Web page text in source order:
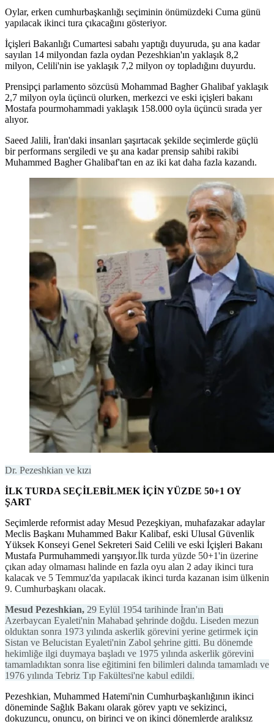
Oylar, erken cumhurbaşkanlığı seçiminin önümüzdeki Cuma günü
yapılacak ikinci tura çıkacağını gösteriyor.
İçişleri Bakanlığı Cumartesi sabahı yaptığı duyuruda, şu ana kadar
sayılan 14 milyondan fazla oydan Pezeshkian'ın yaklaşık 8,2
milyon, Celili'nin ise yaklaşık 7,2 milyon oy topladığını duyurdu.
Prensipçi parlamento sözcüsü Mohammad Bagher Ghalibaf yaklaşık
2,7 milyon oyla üçüncü olurken, merkezci ve eski içişleri bakanı
Mostafa pourmohammadi yaklaşık 158.000 oyla üçüncü sırada yer
alıyor.
Saeed Jalili, İran'daki insanları şaşırtacak şekilde seçimlerde güçlü
bir performans sergiledi ve şu ana kadar prensip sahibi rakibi
Muhammed Bagher Ghalibaf'tan en az iki kat daha fazla kazandı.
Dr. Pezeshkian ve kızı
İLK TURDA SEÇİLEBİLMEK İÇİN YÜZDE 50+1 OY
ŞART
Seçimlerde reformist aday Mesud Pezeşkiyan, muhafazakar adaylar
Meclis Başkanı Muhammed Bakır Kalibaf, eski Ulusal Güvenlik
Yüksek Konseyi Genel Sekreteri Said Celili ve eski İçişleri Bakanı
Mustafa Purmuhammedi yarışıyor.İlk turda yüzde 50+1'in üzerine
çıkan aday olmaması halinde en fazla oyu alan 2 aday ikinci tura
kalacak ve 5 Temmuz'da yapılacak ikinci turda kazanan isim ülkenin
9. Cumhurbaşkanı olacak.
Mesud Pezeshkian, 29 Eylül 1954 tarihinde İran'ın Batı
Azerbaycan Eyaleti'nin Mahabad şehrinde doğdu. Liseden mezun
olduktan sonra 1973 yılında askerlik görevini yerine getirmek için
Sistan ve Belucistan Eyaleti'nin Zabol şehrine gitti. Bu dönemde
hekimliğe ilgi duymaya başladı ve 1975 yılında askerlik görevini
tamamladıktan sonra lise eğitimini fen bilimleri dalında tamamladı ve
1976 yılında Tebriz Tıp Fakültesi'ne kabul edildi.
Pezeshkian, Muhammed Hatemi'nin Cumhurbaşkanlığının ikinci
döneminde Sağlık Bakanı olarak görev yaptı ve sekizinci,
dokuzuncu, onuncu, on birinci ve on ikinci dönemlerde aralıksız